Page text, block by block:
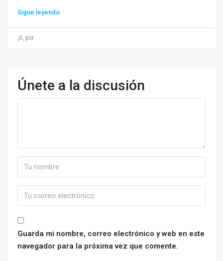
Sigue leyendo
por
Únete a la discusión
Guarda mi nombre, correo electrónico y web en este
navegador para la próxima vez que comente.